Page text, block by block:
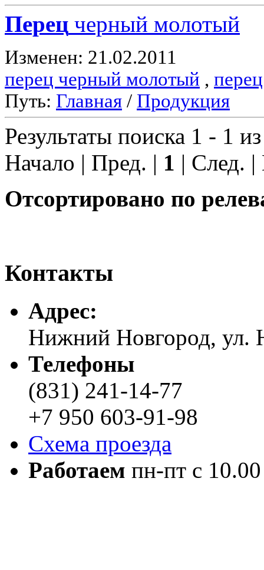
Перец черный молотый
Изменен: 21.02.2011
перец черный молотый , перец
Путь: Главная / Продукция
Результаты поиска 1 - 1
Начало | Пред. | 1 | След.
Отсортировано по
Контакты
Адреc:
Нижний Новгород, ул.
Телефоны
(831) 241-14-77
+7 950 603-91-98
Схема проезда
Работаем пн-пт с